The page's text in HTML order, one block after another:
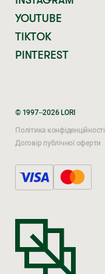
© 1997–2026 LORI
Політика конфіденційності
Договір публічної оферти
YOUTUBE
TIKTOK
PINTEREST
Поки ви очікуєте,
TIKTOK
INSTAGRAM
FACEBOOK
Поки ви очікуєте,
TIK TOK
INSTAGRAM
FACEBOOK